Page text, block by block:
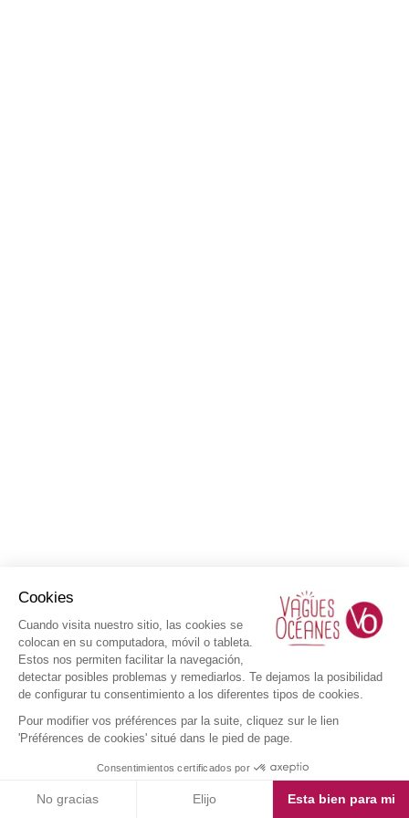
Cookies
Cuando visita nuestro sitio, las cookies se
colocan en su computadora, móvil o tableta.
Estos nos permiten facilitar la navegación,
detectar posibles problemas y remediarlos. Te dejamos la posibilidad
de configurar tu consentimiento a los diferentes tipos de cookies.
Pour modifier vos préférences par la suite, cliquez sur le lien
'Préférences de cookies' situé dans le pied de page.
Consentimientos certificados por
No gracias Elijo Esta bien para mi